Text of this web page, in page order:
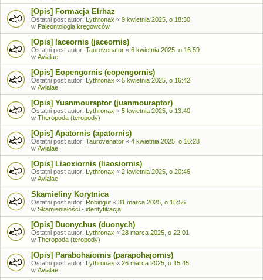
[Opis] Formacja Elrhaz
Ostatni post autor: Lythronax « 9 kwietnia 2025, o 18:30
w Paleontologia kręgowców
[Opis] Iaceornis (jaceornis)
Ostatni post autor: Taurovenator « 6 kwietnia 2025, o 16:59
w Avialae
[Opis] Eopengornis (eopengornis)
Ostatni post autor: Lythronax « 5 kwietnia 2025, o 16:42
w Avialae
[Opis] Yuanmouraptor (juanmouraptor)
Ostatni post autor: Lythronax « 5 kwietnia 2025, o 13:40
w Theropoda (teropody)
[Opis] Apatornis (apatornis)
Ostatni post autor: Taurovenator « 4 kwietnia 2025, o 16:28
w Avialae
[Opis] Liaoxiornis (liaosiornis)
Ostatni post autor: Lythronax « 2 kwietnia 2025, o 20:46
w Avialae
Skamieliny Korytnica
Ostatni post autor: Robingut « 31 marca 2025, o 15:56
w Skamieniałości - identyfikacja
[Opis] Duonychus (duonych)
Ostatni post autor: Lythronax « 28 marca 2025, o 22:01
w Theropoda (teropody)
[Opis] Parabohaiornis (parapohajornis)
Ostatni post autor: Lythronax « 26 marca 2025, o 15:45
w Avialae